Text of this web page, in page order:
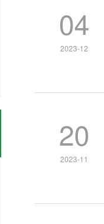
04
2023-12
20
2023-11